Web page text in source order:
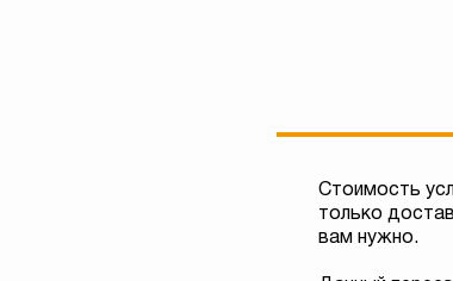
Стоимость
только
вам нужно.